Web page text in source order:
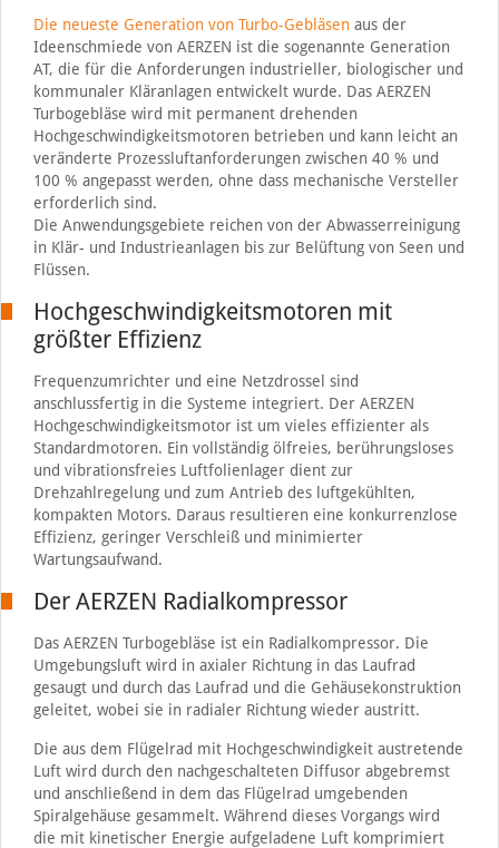
Die neueste Generation von Turbo-Gebläsenaus der
Ideenschmiede von AERZEN ist die sogenannte Generation
AT, die für die Anforderungen industrieller, biologischer und
kommunaler Kläranlagen entwickelt wurde. Das AERZEN
Turbogebläse wird mit permanent drehenden
Hochgeschwindigkeitsmotoren betrieben und kann leicht an
veränderte Prozessluftanforderungen zwischen 40 % und
100 % angepasst werden, ohne dass mechanische Versteller
erforderlich sind.
Die Anwendungsgebiete reichen von der Abwasserreinigung
in Klär- und Industrieanlagen bis zur Belüftung von Seen und
Flüssen.
Hochgeschwindigkeitsmotoren mit
größter Effizienz
Frequenzumrichter und eine Netzdrossel sind
anschlussfertig in die Systeme integriert. Der AERZEN
Hochgeschwindigkeitsmotor ist um vieles effizienter als
Standardmotoren. Ein vollständig ölfreies, berührungsloses
und vibrationsfreies Luftfolienlager dient zur
Drehzahlregelung und zum Antrieb des luftgekühlten,
kompakten Motors. Daraus resultieren eine konkurrenzlose
Effizienz, geringer Verschleiß und minimierter
Wartungsaufwand.
Der AERZEN Radialkompressor
Das AERZEN Turbogebläse ist ein Radialkompressor. Die
Umgebungsluft wird in axialer Richtung in das Laufrad
gesaugt und durch das Laufrad und die Gehäusekonstruktion
geleitet, wobei sie in radialer Richtung wieder austritt.
Die aus dem Flügelrad mit Hochgeschwindigkeit austretende
Luft wird durch den nachgeschalteten Diffusor abgebremst
und anschließend in dem das Flügelrad umgebenden
Spiralgehäuse gesammelt. Während dieses Vorgangs wird
die mit kinetischer Energie aufgeladene Luft komprimiert